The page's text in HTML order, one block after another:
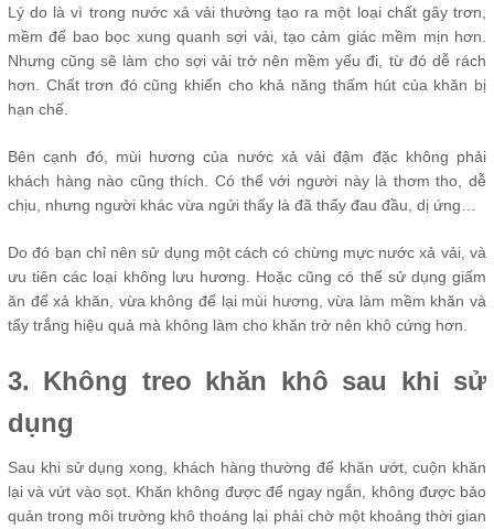
Lý do là vì trong nước xả vải thường tạo ra một loại chất gây trơn,
mềm để bao bọc xung quanh sợi vải, tạo cảm giác mềm mịn hơn.
Nhưng cũng sẽ làm cho sợi vải trở nên mềm yếu đi, từ đó dễ rách
hơn. Chất trơn đó cũng khiến cho khả năng thấm hút của khăn bị
hạn chế.
Bên cạnh đó, mùi hương của nước xả vải đậm đặc không phải
khách hàng nào cũng thích. Có thể với người này là thơm tho, dễ
chịu, nhưng người khác vừa ngửi thấy là đã thấy đau đầu, dị ứng…
Do đó bạn chỉ nên sử dụng một cách có chừng mực nước xả vải, và
ưu tiên các loại không lưu hương. Hoặc cũng có thể sử dụng giấm
ăn để xả khăn, vừa không để lại mùi hương, vừa làm mềm khăn và
tẩy trắng hiệu quả mà không làm cho khăn trở nên khô cứng hơn.
3. Không treo khăn khô sau khi sử
dụng
Sau khi sử dụng xong, khách hàng thường để khăn ướt, cuộn khăn
lại và vứt vào sọt. Khăn không được để ngay ngắn, không được bảo
quản trong môi trường khô thoáng lại phải chờ một khoảng thời gian